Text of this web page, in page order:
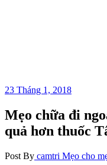
23 Tháng 1, 2018
Mẹo chữa đi
quả hơn thuốc
Post By camtri Mẹo cho